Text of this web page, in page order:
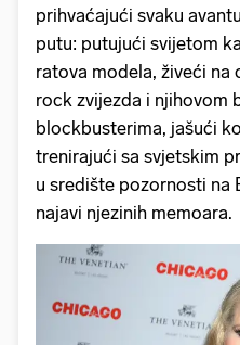
prihvaćajući svaku
putu: putujući svijetom
ratova modela, živeći na
rock zvijezda i njihovom
blockbusterima, jašući
trenirajući sa svjetskim
u središte pozornosti na
najavi njezinih memoara.